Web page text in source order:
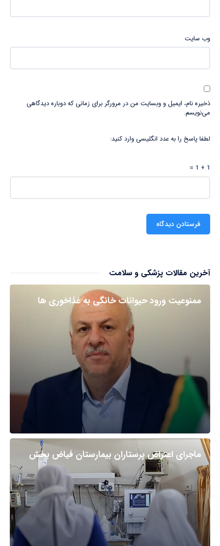
وب‌ سایت
ذخیره نام، ایمیل و وبسایت من در مرورگر برای زمانی که دوباره دیدگاهی
می‌نویسم.
لطفا پاسخ را به عدد انگلیسی وارد کنید:
1 + 1 =
آخرین مقالات پزشکی و سلامت
ممنوعیت ورود حیوانات خانگی به غذاخوری ها
ماجرای اعتراض پرستاران بیمارستان فیاض بخش